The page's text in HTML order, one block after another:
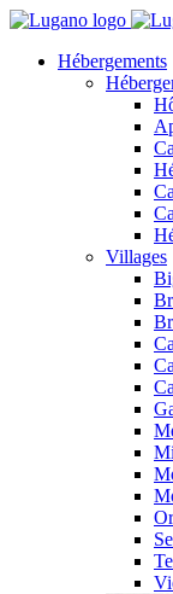
Hébergements
Villages